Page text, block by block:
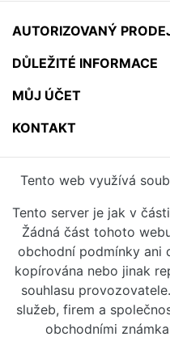
AUTORIZOVANÝ
DŮLEŽITÉ INFORMACE
MŮJ ÚČET
KONTAKT
Tento web využívá
Tento server je jak v
Žádná část tohoto
obchodní podmínky ani
kopírována nebo jinak
souhlasu
služeb, firem a
obchodními